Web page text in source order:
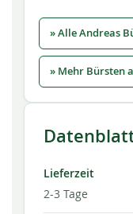
» Alle Andreas
» Mehr Bürsten
Lieferzeit
2-3 Tage